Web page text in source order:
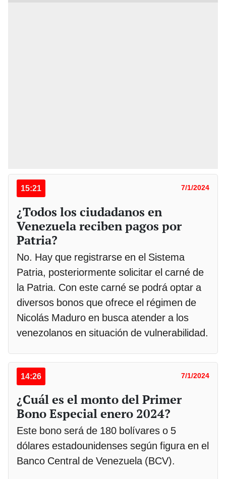
15:21 7/1/2024
¿Todos los ciudadanos en
Venezuela reciben pagos por
Patria?
No. Hay que registrarse en el Sistema
Patria, posteriormente solicitar el carné de
la Patria. Con este carné se podrá optar a
diversos bonos que ofrece el régimen de
Nicolás Maduro en busca atender a los
venezolanos en situación de vulnerabilidad.
14:26 7/1/2024
¿Cuál es el monto del Primer
Bono Especial enero 2024?
Este bono será de 180 bolívares o 5
dólares estadounidenses según figura en el
Banco Central de Venezuela (BCV).